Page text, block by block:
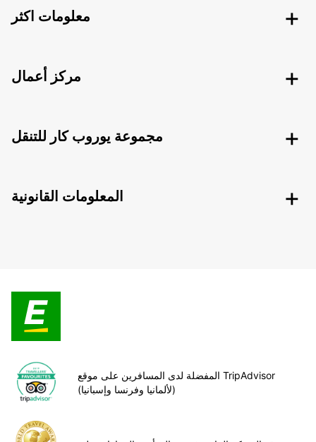
معلومات اكثر
مركز أعمال
مجموعة يوروب كار للتنقل
المعلومات القانونية
المفضلة لدى المسافرين على موقع TripAdvisor
(لألمانيا وفرنسا وإسبانيا)